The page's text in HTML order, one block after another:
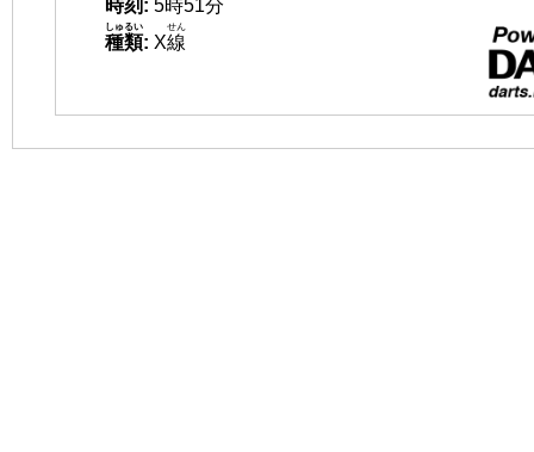
時刻 : 5時51分
種類
しゅるい
: X線
せん